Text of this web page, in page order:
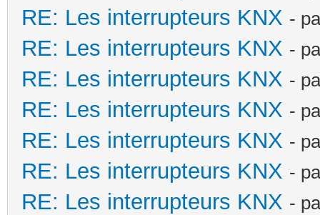
RE: Les interrupteurs KNX -
RE: Les interrupteurs KNX -
RE: Les interrupteurs KNX -
RE: Les interrupteurs KNX -
RE: Les interrupteurs KNX -
RE: Les interrupteurs KNX -
RE: Les interrupteurs KNX -